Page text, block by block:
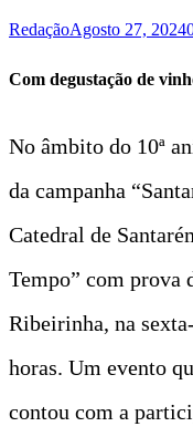
RedaçãoAgosto 27, 2024
Com degustação de
No âmbito do 10ª
da campanha
Catedral de
Tempo” com prova
Ribeirinha, na
horas. Um evento
contou com a